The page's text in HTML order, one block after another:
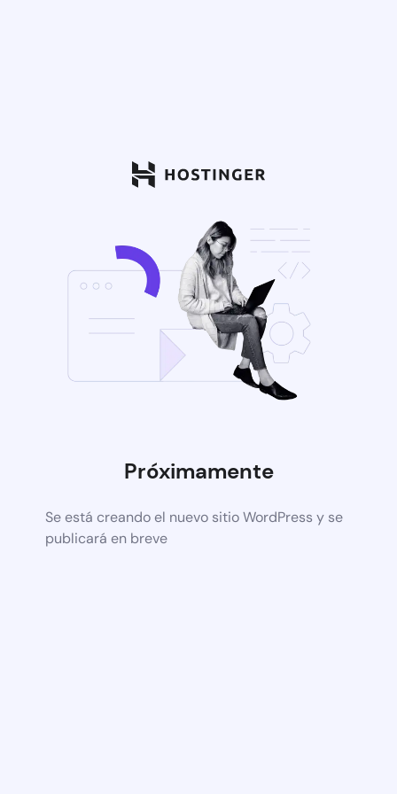
Próximamente
Se está creando el nuevo sitio WordPress y se
publicará en breve